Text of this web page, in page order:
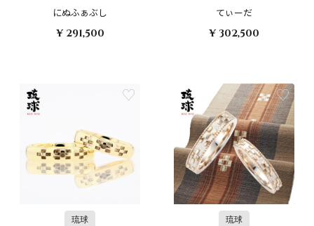
にぬふぁぶし
¥ 291,500
てぃーだ
¥ 302,500
琉球 琉球